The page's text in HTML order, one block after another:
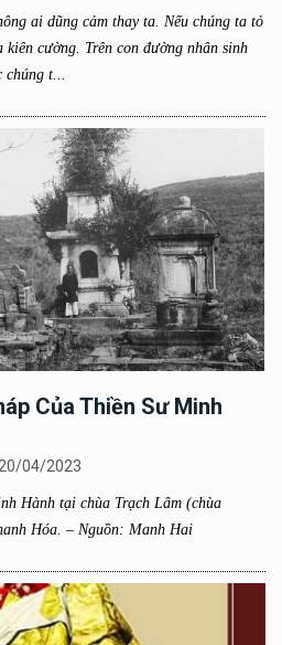
ai dũng cảm thay ta. Nếu chúng ta tỏ
kiên cường. Trên con đường nhân sinh
chúng t...
Của Thiền Sư Minh
20/04/2023
Hành tại chùa Trạch Lâm (chùa
Hóa. – Nguồn: Manh Hai